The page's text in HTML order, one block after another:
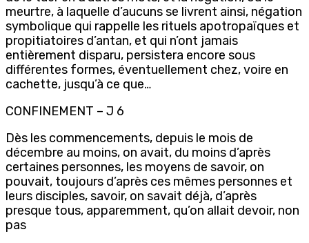
meurtre, à laquelle d’aucuns se livrent ainsi, négation
symbolique qui rappelle les rituels apotropaïques et
propitiatoires d’antan, et qui n’ont jamais
entièrement disparu, persistera encore sous
différentes formes, éventuellement chez, voire en
cachette, jusqu’à ce que…
CONFINEMENT – J 6
Dès les commencements, depuis le mois de
décembre au moins, on avait, du moins d’après
certaines personnes, les moyens de savoir, on
pouvait, toujours d’après ces mêmes personnes et
leurs disciples, savoir, on savait déjà, d’après
presque tous, apparemment, qu’on allait devoir, non
pas